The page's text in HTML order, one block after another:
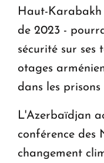
Haut-Karabakh
de 2023 -
sécurité sur ses
otages
dans les prisons
L'Azerbaïdjan
conférence des
changement